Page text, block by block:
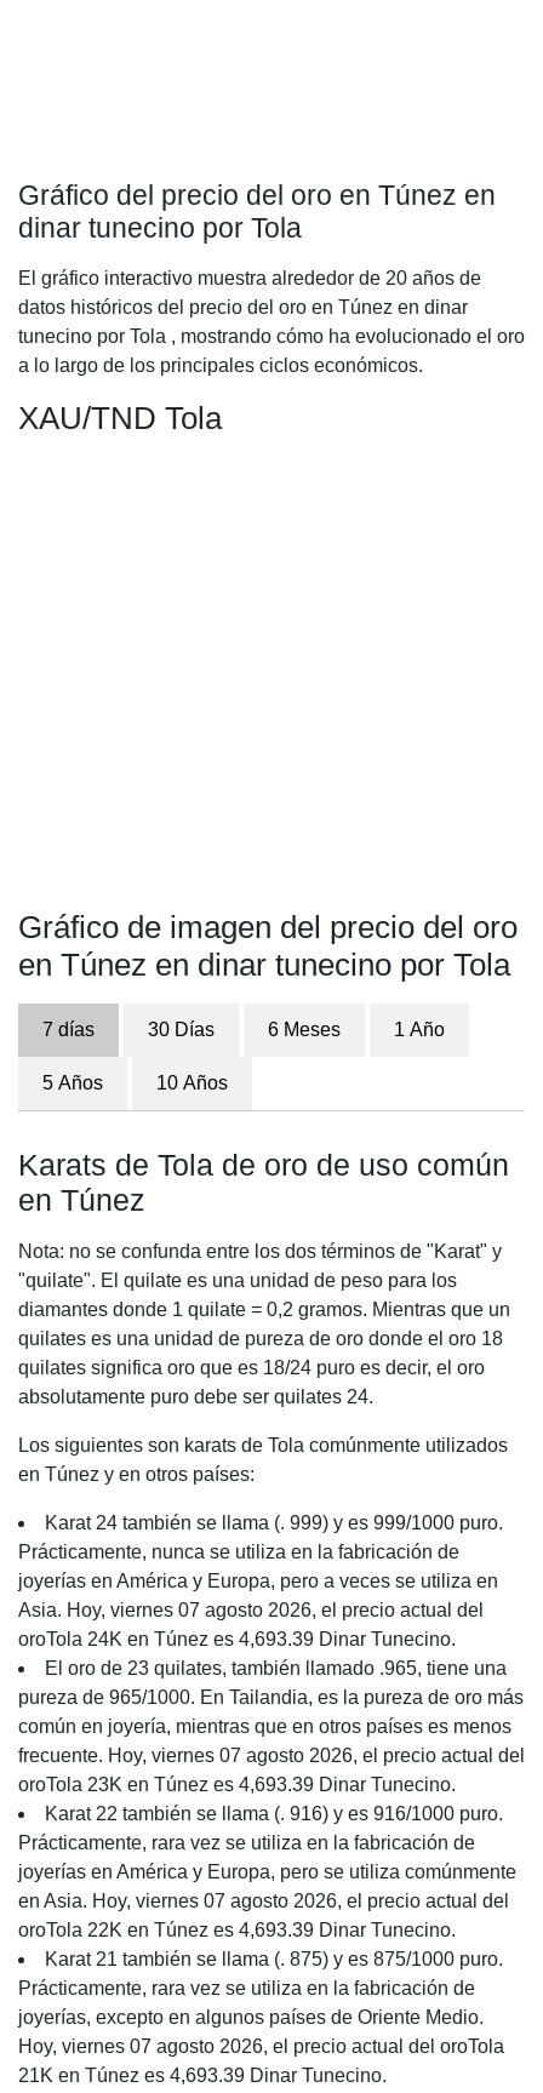
Gráfico del precio del oro en Túnez en
dinar tunecino por Tola
El gráfico interactivo muestra alrededor de 20 años de
datos históricos del precio del oro en Túnez en dinar
tunecino por Tola , mostrando cómo ha evolucionado el oro
a lo largo de los principales ciclos económicos.
XAU/TND Tola
Gráfico de imagen del precio del oro
en Túnez en dinar tunecino por Tola
7 días 30 Días 6 Meses 1 Año
5 Años 10 Años
Karats de Tola de oro de uso común
en Túnez
Nota: no se confunda entre los dos términos de "Karat" y
"quilate". El quilate es una unidad de peso para los
diamantes donde 1 quilate = 0,2 gramos. Mientras que un
quilates es una unidad de pureza de oro donde el oro 18
quilates significa oro que es 18/24 puro es decir, el oro
absolutamente puro debe ser quilates 24.
Los siguientes son karats de Tola comúnmente utilizados
en Túnez y en otros países:
Karat 24 también se llama (. 999) y es 999/1000 puro.
Prácticamente, nunca se utiliza en la fabricación de
joyerías en América y Europa, pero a veces se utiliza en
Asia. Hoy, viernes 07 agosto 2026, el precio actual del
oroTola 24K en Túnez es 4,693.39 Dinar Tunecino.
El oro de 23 quilates, también llamado .965, tiene una
pureza de 965/1000. En Tailandia, es la pureza de oro más
común en joyería, mientras que en otros países es menos
frecuente. Hoy, viernes 07 agosto 2026, el precio actual del
oroTola 23K en Túnez es 4,693.39 Dinar Tunecino.
Karat 22 también se llama (. 916) y es 916/1000 puro.
Prácticamente, rara vez se utiliza en la fabricación de
joyerías en América y Europa, pero se utiliza comúnmente
en Asia. Hoy, viernes 07 agosto 2026, el precio actual del
oroTola 22K en Túnez es 4,693.39 Dinar Tunecino.
Karat 21 también se llama (. 875) y es 875/1000 puro.
Prácticamente, rara vez se utiliza en la fabricación de
joyerías, excepto en algunos países de Oriente Medio.
Hoy, viernes 07 agosto 2026, el precio actual del oroTola
21K en Túnez es 4,693.39 Dinar Tunecino.